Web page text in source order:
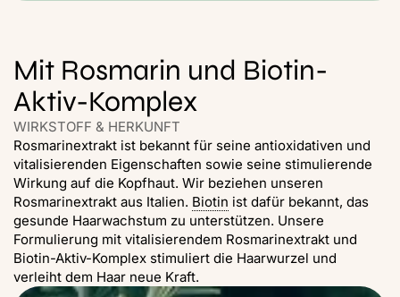
Mit Rosmarin und Biotin-
Aktiv-Komplex
WIRKSTOFF & HERKUNFT
Rosmarinextrakt ist bekannt für seine antioxidativen und
vitalisierenden Eigenschaften sowie seine stimulierende
Wirkung auf die Kopfhaut. Wir beziehen unseren
Rosmarinextrakt aus Italien. Biotin ist dafür bekannt, das
gesunde Haarwachstum zu unterstützen. Unsere
Formulierung mit vitalisierendem Rosmarinextrakt und
Biotin-Aktiv-Komplex stimuliert die Haarwurzel und
verleiht dem Haar neue Kraft.